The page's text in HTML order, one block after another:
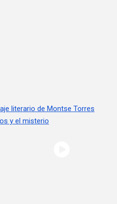
literario de Montse Torres
y el misterio